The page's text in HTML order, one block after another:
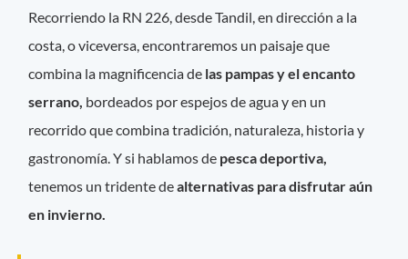
Recorriendo la RN 226, desde Tandil, en dirección a la
costa, o viceversa, encontraremos un paisaje que
combina la magnificencia de las pampas y el encanto
serrano, bordeados por espejos de agua y en un
recorrido que combina tradición, naturaleza, historia y
gastronomía. Y si hablamos de pesca deportiva,
tenemos un tridente dealternativas para disfrutar aún
en invierno.